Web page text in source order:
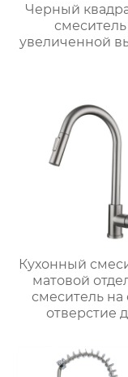
Черный
смеситель
увеличенной
Кухонный
матовой
смеситель на
отверстие